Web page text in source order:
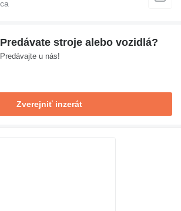
Predávate stroje alebo vozidlá?
Predávajte u nás!
Zverejniť inzerát